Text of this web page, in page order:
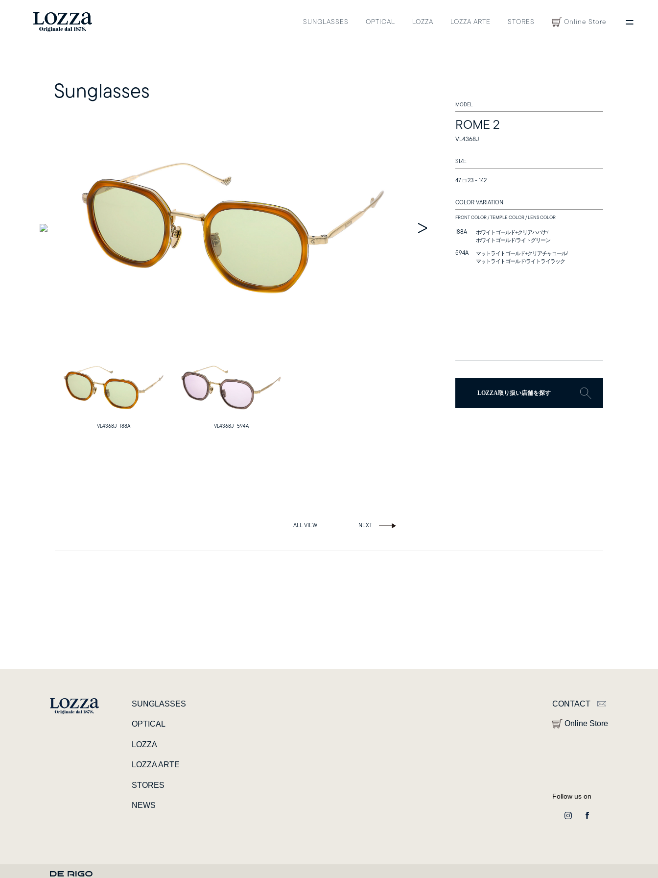
SUNGLASSES OPTICAL LOZZA LOZZA ARTE STORES Online Store
OPTICAL
CONTACTS
Sunglasses
VL4368J I88A VL4368J 594A
MODEL
ROME 2
VL4368J
SIZE
47 □ 23 - 142
COLOR VARIATION
FRONT COLOR / TEMPLE COLOR / LENS COLOR
I88A
ホワイトゴールド+クリアハバナ/
ホワイトゴールド/ライトグリーン
594A
マットライトゴールド+クリアチャコール/
マットライトゴールド/ライトライラック
LOZZA取り扱い店舗を探す
ALL VIEW NEXT
SUNGLASSES
OPTICAL
LOZZA
LOZZA ARTE
STORES
NEWS
CONTACT
Online Store
Follow us on